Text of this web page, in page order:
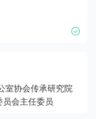

室协会传承研究院
员会主任委员